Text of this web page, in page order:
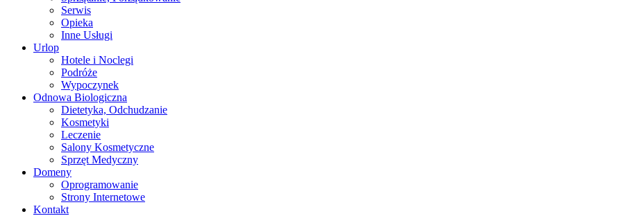
Serwis
Opieka
Inne Usługi
Urlop
Hotele i Noclegi
Podróże
Wypoczynek
Odnowa Biologiczna
Dietetyka, Odchudzanie
Kosmetyki
Leczenie
Salony Kosmetyczne
Sprzęt Medyczny
Domeny
Oprogramowanie
Strony Internetowe
Kontakt